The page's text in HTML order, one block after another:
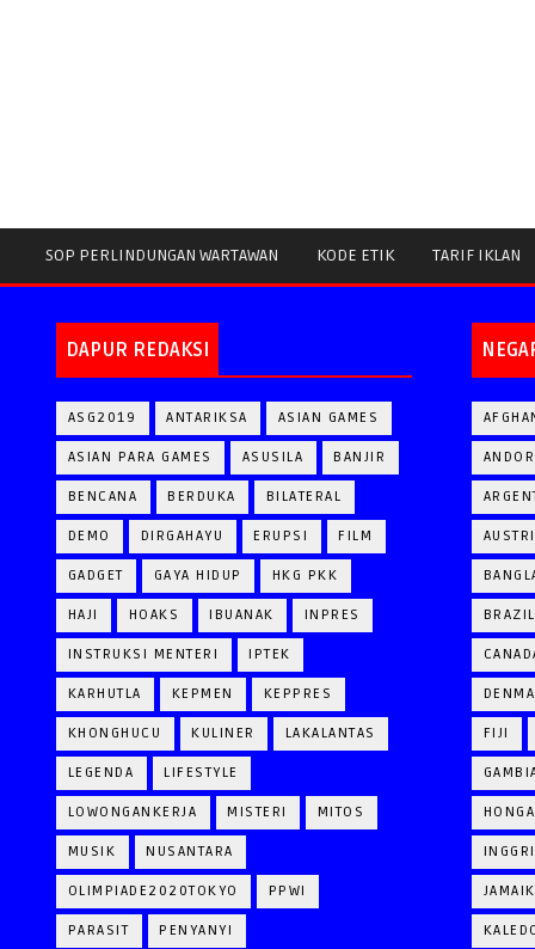
SOP PERLINDUNGAN WARTAWAN KODE ETIK TARIF IKLAN
DAPUR REDAKSI
ASG2019 ANTARIKSA ASIAN GAMES
ASIAN PARA GAMES ASUSILA BANJIR
BENCANA BERDUKA BILATERAL
DEMO DIRGAHAYU ERUPSI FILM
GADGET GAYA HIDUP HKG PKK
HAJI HOAKS IBUANAK INPRES
INSTRUKSI MENTERI IPTEK
KARHUTLA KEPMEN KEPPRES
KHONGHUCU KULINER LAKALANTAS
LEGENDA LIFESTYLE
LOWONGANKERJA MISTERI MITOS
MUSIK NUSANTARA
OLIMPIADE2020TOKYO PPWI
PARASIT PENYANYI
BRAZIL
FIJI